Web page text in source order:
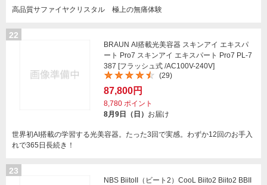
高品質サファイヤクリスタル 極上の無痛体験
22
BRAUN AI搭載光美容器 スキンアイ エキスパ
ート Pro7 スキンアイ エキスパート Pro7 PL-7
387 [フラッシュ式 /AC100V-240V]
(29)
87,800円
8,780 ポイント
8月9日（日） お届け
世界初AI搭載の学習する光美容器。たった3回で実感。わずか12回のお手入
れで365日長続き！
23
NBS BiitoII（ビート2）CooL Biito2 Biito2 BBII